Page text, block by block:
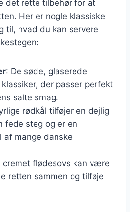
det rette tilbehør for at
Her er nogle klassiske
til, hvad du kan servere
: De søde, glaserede
der passer perfekt
salte smag.
rødkål tilføjer en dejlig
fede steg og er en
af mange danske
cremet flødesovs kan være
retten sammen og tilføje